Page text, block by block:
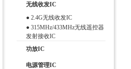
无线收发IC
● 2.4G无线收发IC
● 315MHz/433MHz无线遥控器
发射接收IC
功放IC
电源管理IC